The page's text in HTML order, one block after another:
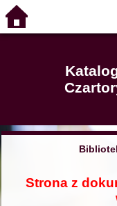
Strona z